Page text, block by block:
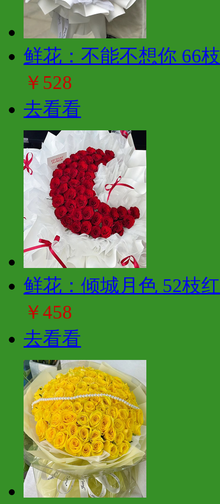
鲜花：不能不想你 66
￥528
去看看
鲜花：倾城月色 52枝
￥458
去看看